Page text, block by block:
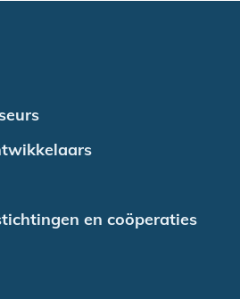
en coöperaties